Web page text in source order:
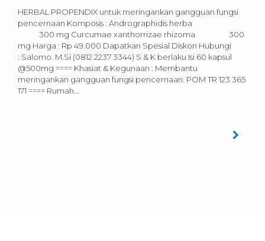
HERBAL PROPENDIX untuk meringankan gangguan fungsi
pencernaan Komposis : Andrographidis herba
300 mg Curcumae xanthorrizae rhizoma 300
mg Harga : Rp 49.000 Dapatkan Spesial Diskon Hubungi
: Salomo. M.Si (0812 2237 3344) S & K berlaku Isi 60 kapsul
@500mg ==== Khasiat & Kegunaan : Membantu
meringankan gangguan fungsi pencernaan. POM TR 123 365
171 ==== Rumah...